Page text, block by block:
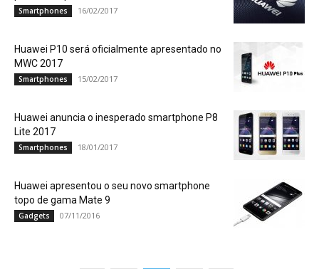
Smartphones 16/02/2017
Huawei P10 será oficialmente apresentado no
MWC 2017
Smartphones 15/02/2017
Huawei anuncia o inesperado smartphone P8
Lite 2017
Smartphones 18/01/2017
Huawei apresentou o seu novo smartphone
topo de gama Mate 9
Gadgets 07/11/2016